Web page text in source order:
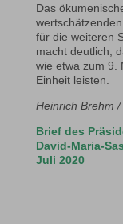
Das
für die weiteren
macht deutlich,
wie etwa zum 9.
Einheit leisten.
Heinrich Brehm
Brief des
David-Maria-
Juli 2020